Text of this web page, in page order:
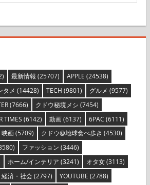
最新情報 (25707) APPLE (24538)
タメ (14428) TECH (9801) グルメ (9577)
(7666) クドウ秘境メシ (7454)
TIMES (6142) 動画(6137) 6PAC (6111)
映画(5709) クドウ@地球食べ歩き (4530)
ファッション (3446)
ホーム/インテリア (3241) オタ女(3113)
済・社会(2797) YOUTUBE (2788)